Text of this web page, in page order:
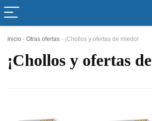
Inicio - Otras ofertas - ¡Chollos y ofertas de miedo!
¡Chollos y ofertas